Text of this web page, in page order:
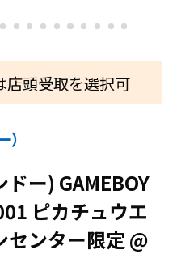
店頭受取を選択可
ー) GAMEBOY
ピカチュウエ
センター限定 @